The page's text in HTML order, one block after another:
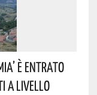
È Entrato
A Livello